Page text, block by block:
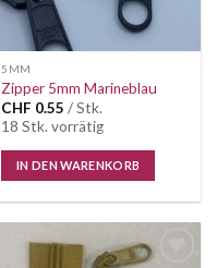
5MM
Zipper 5mm Marineblau
CHF 0.55 / Stk.
18 Stk. vorrätig
IN DEN WARENKORB